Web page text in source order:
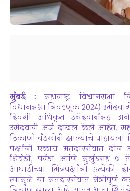
मुंबई :महाराष्ट्र विधानसभा
विधानसभा निवडणूक 2024)
दिवशी अधिकृत उमेदवारांसह
उमेदवारी अर्ज दाखल केले आहेत.
ठिकाणी बंडखोरी झाल्याचे
पक्षांनी एकाच मतदारसंघात
भिवंडी, परंडा आणि मुलुंडसह ७ ते
आघाडीच्या मित्रपक्षांनी
त्यामुळे या मतदारसंघात मैत्रीपूर्ण